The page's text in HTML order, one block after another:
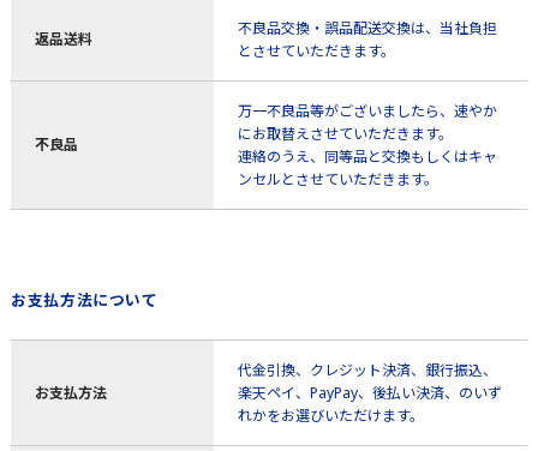
返品送料
不良品交換・誤品配送交換は、当社負担
とさせていただきます。
不良品
万一不良品等がございましたら、速やか
にお取替えさせていただきます。
連絡のうえ、同等品と交換もしくはキャ
ンセルとさせていただきます。
お支払方法について
お支払方法
代金引換、クレジット決済、銀行振込、
楽天ペイ、PayPay、後払い決済、のいず
れかをお選びいただけます。